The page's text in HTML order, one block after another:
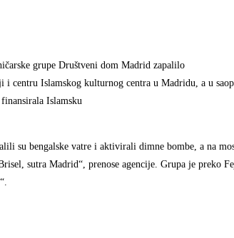
grupe Društveni dom Madrid zapalilo
i centru Islamskog kulturnog centra u Madridu, a u
Islamsku
su bengalske vatre i aktivirali dimne bombe, a na
sutra Madrid“, prenose agencije. Grupa je